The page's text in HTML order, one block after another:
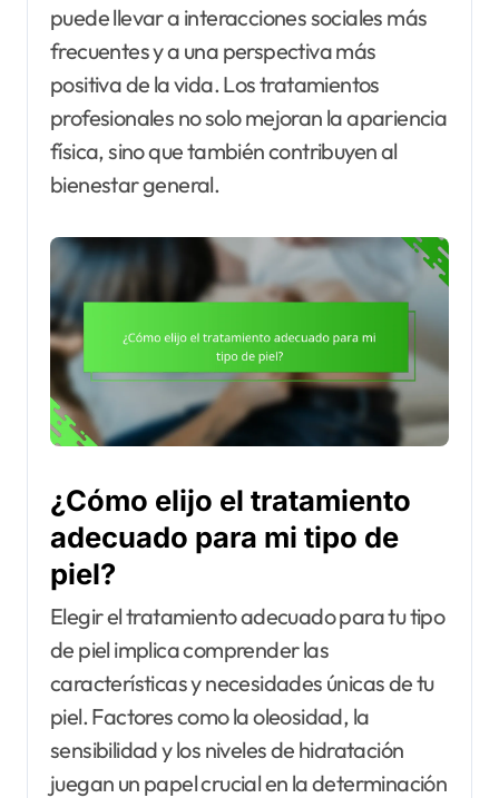
puede llevar a interacciones sociales más
frecuentes y a una perspectiva más
positiva de la vida. Los tratamientos
profesionales no solo mejoran la apariencia
física, sino que también contribuyen al
bienestar general.
¿Cómo elijo el tratamiento
adecuado para mi tipo de
piel?
Elegir el tratamiento adecuado para tu tipo
de piel implica comprender las
características y necesidades únicas de tu
piel. Factores como la oleosidad, la
sensibilidad y los niveles de hidratación
juegan un papel crucial en la determinación